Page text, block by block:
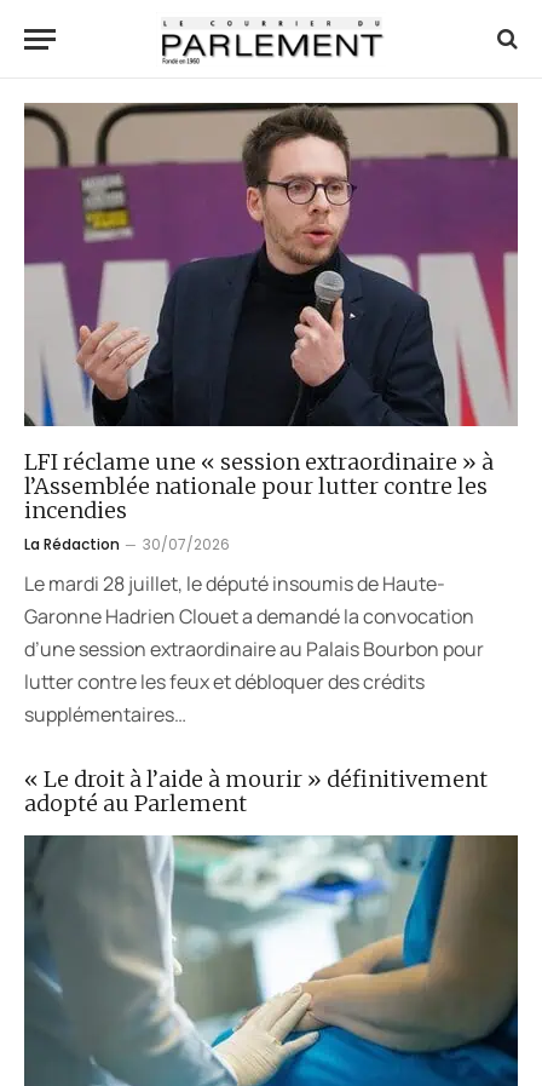
« Le droit à l’aide à mourir » définitivement
adopté au Parlement
LFI réclame une « session extraordinaire » à
l’Assemblée nationale pour lutter contre les
incendies
La Rédaction 30/07/2026
Le mardi 28 juillet, le député insoumis de Haute-
Garonne Hadrien Clouet a demandé la convocation
d’une session extraordinaire au Palais Bourbon pour
lutter contre les feux et débloquer des crédits
supplémentaires…